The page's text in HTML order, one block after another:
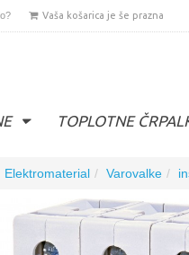
Vaša košarica je še prazna
TOPLOTNE
Elektromaterial Varovalke